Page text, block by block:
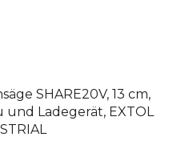
SHARE20V, 13 cm,
Ladegerät, EXTOL